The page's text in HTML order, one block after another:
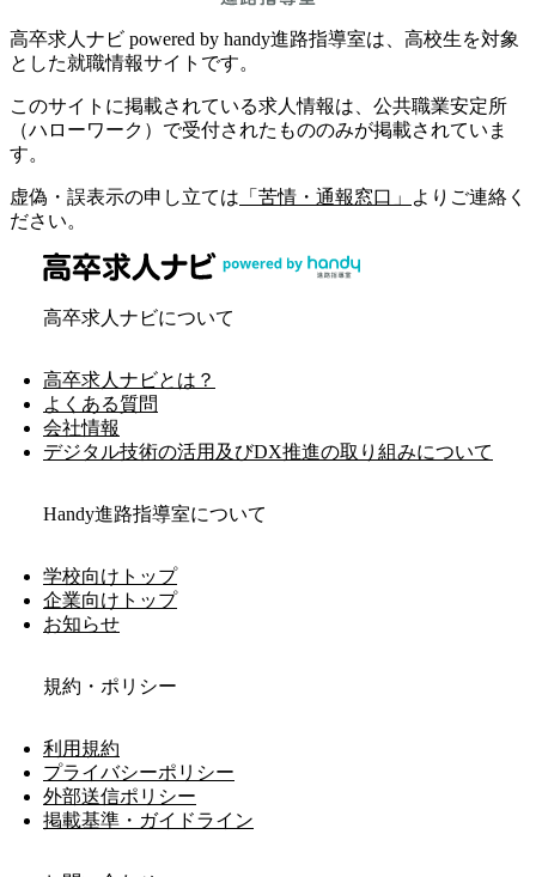
高卒求人ナビ powered by handy進路指導室は、高校生を対象
とした就職情報サイトです。
このサイトに掲載されている求人情報は、公共職業安定所
（ハローワーク）で受付されたもののみが掲載されていま
す。
虚偽・誤表示の申し立ては 「苦情・通報窓口」
よりご連絡く
ださい。
高卒求人ナビについて
高卒求人ナビとは？
よくある質問
会社情報
デジタル技術の活用及びDX推進の取り組みについて
Handy進路指導室について
学校向けトップ
企業向けトップ
お知らせ
規約・ポリシー
利用規約
プライバシーポリシー
外部送信ポリシー
掲載基準・ガイドライン